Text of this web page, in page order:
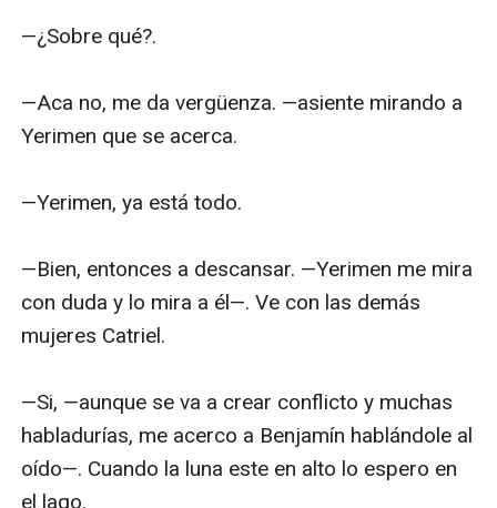
—¿Sobre qué?.
—Aca no, me da vergüenza. —asiente mirando a
Yerimen que se acerca.
—Yerimen, ya está todo.
—Bien, entonces a descansar. —Yerimen me mira
con duda y lo mira a él—. Ve con las demás
mujeres Catriel.
—Si, —aunque se va a crear conflicto y muchas
habladurías, me acerco a Benjamín hablándole al
oído—. Cuando la luna este en alto lo espero en
el lago.